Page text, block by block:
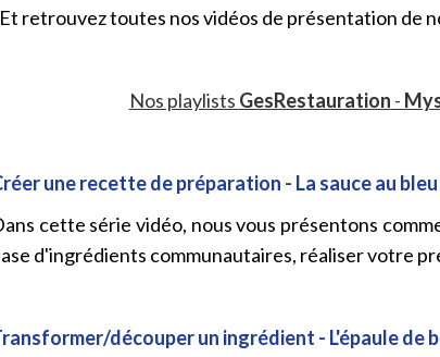
Et retrouvez toutes nos vidéos de présentation de
Nos playlists GesRestauration -
une recette de préparation - La sauce au
cette série vidéo, nous vous présentons
d'ingrédients communautaires, réaliser votre
découper un ingrédient - L'épaule de